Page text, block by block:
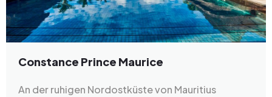
Constance Prince Maurice
An der ruhigen Nordostküste von Mauritius